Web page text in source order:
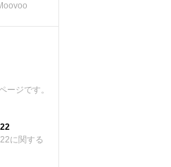
02/24 Moovoo
ージです。
に関する